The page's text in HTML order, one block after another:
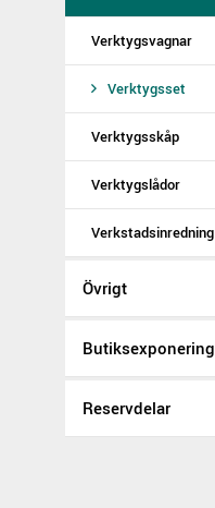
Verktygsvagnar
Verktygsset
Verktygsskåp
Verktygslådor
Verkstadsinredning
Övrigt
Butiksexponering
Reservdelar